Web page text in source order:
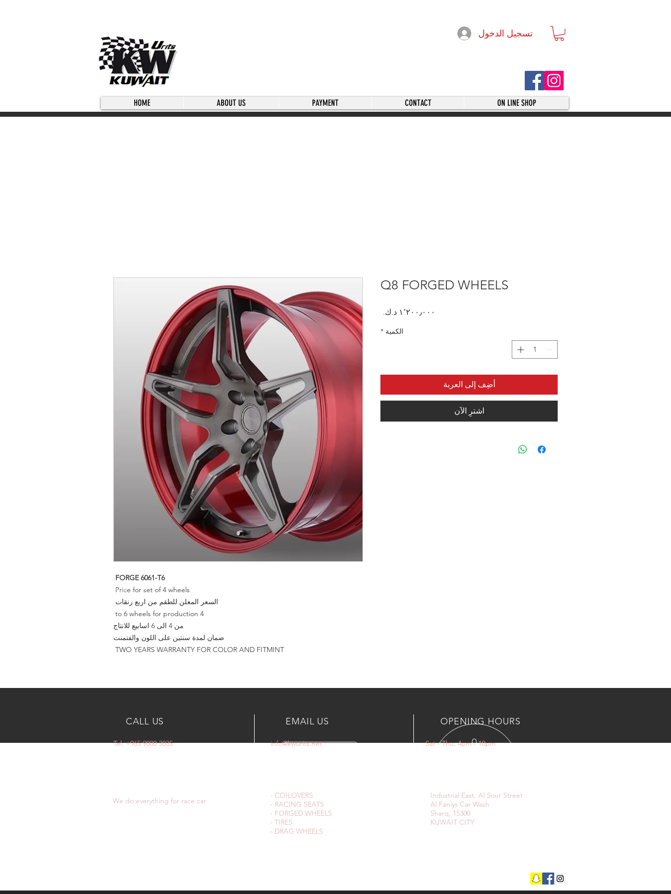
تسجيل الدخول
HOME ABOUT US PAYMENT CONTACT ON LINE SHOP
FORGE 6061-T6
Price for set of 4 wheels
السعر المعلن للطقم من اربع رنقات
4 to 6 wheels for production
من 4 الى 6 اسابيع للانتاج
ضمان لمدة سنتين على اللون والفتمنت
TWO YEARS WARRANTY FOR COLOR AND FITMINT
Q8 FORGED WHEELS
الكمية *
أضِف إلى العربة
اشترِ الآن
CALL US
Tel: +965 9000 3035
EMAIL US
info@kwurits.net
OPENING HOURS
Sat - Thu: 4pm - 10pm
We do everything for race car
- COILOVERS
- RACING SEATS
- FORGED WHEELS
- TIRES
- DRAG WHEELS
Industrial East, Al Sour Street
Al Faniys Car Wash
Sharq, 15300
KUWAIT CITY